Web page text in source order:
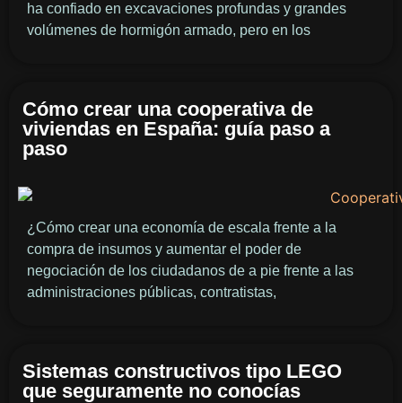
ha confiado en excavaciones profundas y grandes
volúmenes de hormigón armado, pero en los
Cómo crear una cooperativa de
viviendas en España: guía paso a
paso
¿Cómo crear una economía de escala frente a la
compra de insumos y aumentar el poder de
negociación de los ciudadanos de a pie frente a las
administraciones públicas, contratistas,
Sistemas constructivos tipo LEGO
que seguramente no conocías